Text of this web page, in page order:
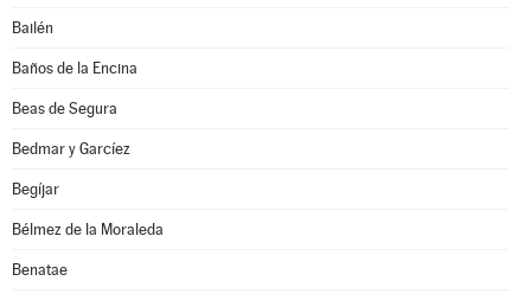
Bailén
Baños de la Encina
Beas de Segura
Bedmar y Garcíez
Begíjar
Bélmez de la Moraleda
Benatae